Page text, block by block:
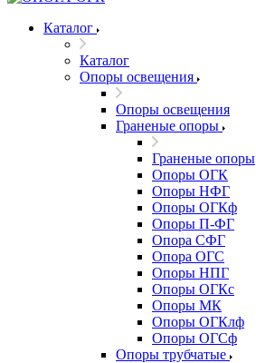
Каталог
Каталог
Опоры освещения
Опоры освещения
Граненые опоры
Граненые опоры
Опоры ОГК
Опоры НФГ
Опоры ОГКф
Опоры П-ФГ
Опора СФГ
Опора ОГС
Опоры НПГ
Опоры ОГКс
Опоры МК
Опоры ОГКлф
Опоры ОГСф
Опоры трубчатые